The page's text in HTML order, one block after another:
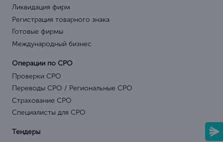
Ликвидация фирм
Регистрация товарного знака
Готовые фирмы
Международный бизнес
Операции по СРО
Проверки СРО
Переводы СРО / Региональные СРО
Страхование СРО
Специалисты для СРО
Тендеры